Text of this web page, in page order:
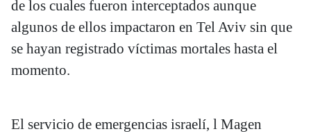
de los cuales fueron interceptados aunque
algunos de ellos impactaron en Tel Aviv sin que
se hayan registrado víctimas mortales hasta el
momento.
El servicio de emergencias israelí, l Magen